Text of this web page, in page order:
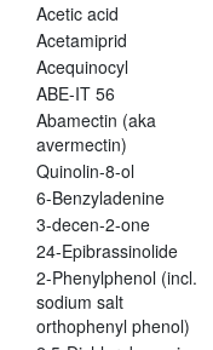
Acetic acid
Acetamiprid
Acequinocyl
ABE-IT 56
Abamectin (aka
avermectin)
Quinolin-8-ol
6-Benzyladenine
3-decen-2-one
24-Epibrassinolide
2-Phenylphenol (incl.
sodium salt
orthophenyl phenol)